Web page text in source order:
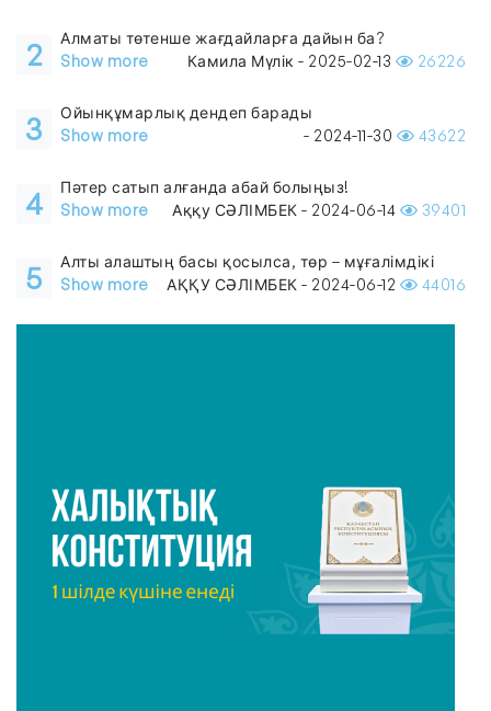
2
Алматы төтенше жағдайларға дайын ба?
Show more
Камила Мүлік - 2025-02-13 26226
3
Ойынқұмарлық дендеп барады
Show more
- 2024-11-30 43622
4
Пәтер сатып алғанда абай болыңыз!
Show more
Аққу СӘЛІМБЕК - 2024-06-14 39401
5
Алты алаштың басы қосылса, төр – мұғалімдікі
Show more
АҚҚУ СӘЛІМБЕК - 2024-06-12 44016